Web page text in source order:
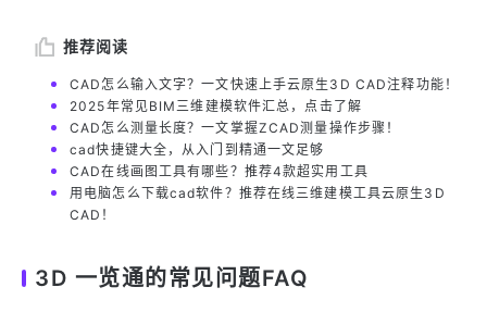
推荐阅读
CAD怎么输入文字？一文快速上手云原生3D CAD注释功能！
2025年常见BIM三维建模软件汇总，点击了解
CAD怎么测量长度？一文掌握ZCAD测量操作步骤！
cad快捷键大全，从入门到精通一文足够
CAD在线画图工具有哪些？推荐4款超实用工具
用电脑怎么下载cad软件？推荐在线三维建模工具云原生3D
CAD！
3D 一览通的常见问题FAQ